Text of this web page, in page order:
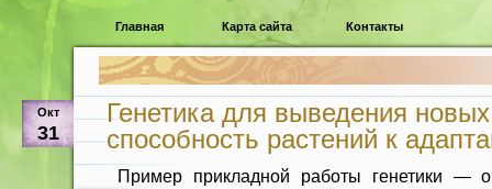
Главная Карта сайта Контакты
Окт
31
Генетика для выведения
способность растений к
Пример прикладной работы генетики —